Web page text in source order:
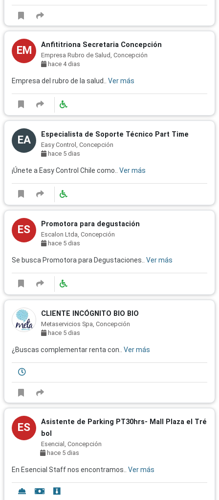
EM Anfititriona Secretaria Concepción
Empresa Rubro de Salud, Concepción
hace 4 dias
Empresa del rubro de la salud.. Ver más
EA Especialista de Soporte Técnico Part Time
Easy Control, Concepción
hace 5 dias
¡Únete a Easy Control Chile como.. Ver más
ES Promotora para degustación
Escalon Ltda, Concepción
hace 5 dias
Se busca Promotora para Degustaciones.. Ver más
CLIENTE INCÓGNITO BIO BIO
Metaservicios Spa, Concepción
hace 5 dias
¿Buscas complementar renta con.. Ver más
ES
Asistente de Parking PT30hrs- Mall Plaza el Tré
bol
Esencial, Concepción
hace 5 dias
En Esencial Staff nos encontramos.. Ver más